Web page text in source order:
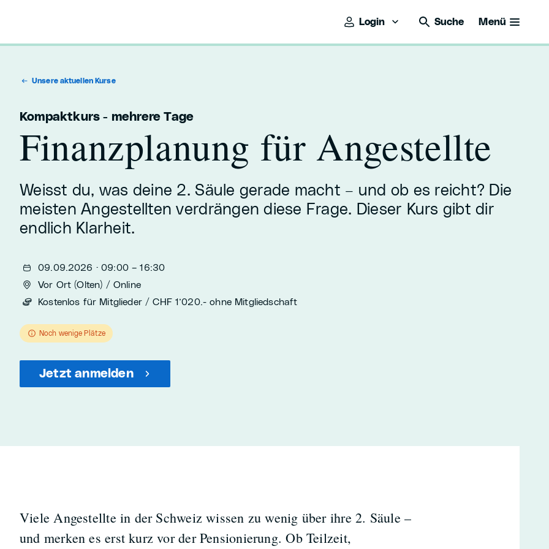
Login Suche Menü
Unsere aktuellen Kurse
Finanzplanung für Angestellte
Kompaktkurs - mehrere Tage
Weisst du, was deine 2. Säule gerade macht – und ob es reicht? Die
meisten Angestellten verdrängen diese Frage. Dieser Kurs gibt dir
endlich Klarheit.
09.09.2026 · 09:00 – 16:30
Vor Ort (Olten) / Online
Kostenlos für Mitglieder / CHF 1’020.- ohne Mitgliedschaft
Noch wenige Plätze
Jetzt anmelden
Viele Angestellte in der Schweiz wissen zu wenig über ihre 2. Säule –
und merken es erst kurz vor der Pensionierung. Ob Teilzeit,